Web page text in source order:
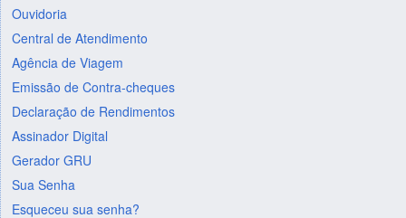
Ouvidoria
Central de Atendimento
Agência de Viagem
Emissão de Contra-cheques
Declaração de Rendimentos
Assinador Digital
Gerador GRU
Sua Senha
Esqueceu sua senha?